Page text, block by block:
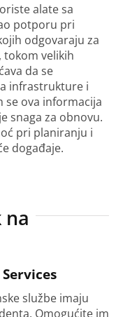
alate sa
potporu pri
odgovaraju za
tokom velikih
da se
infrastrukture i
se ova informacija
snaga za obnovu.
pri planiranju i
događaje.
na
službe imaju
Omogućite im